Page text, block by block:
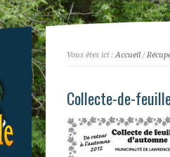
Vous êtes ici :Accueil/
Collecte-de-